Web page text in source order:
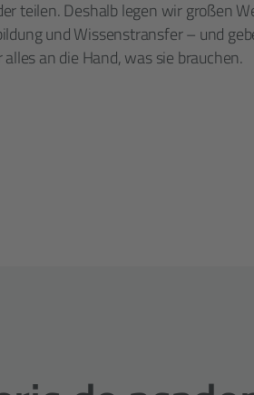
teilen. Deshalb legen wir großen
und Wissenstransfer – und
an die Hand, was sie brauchen.